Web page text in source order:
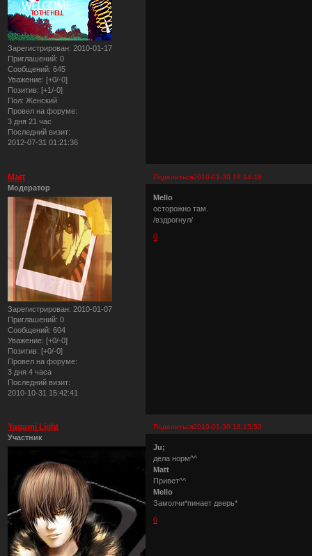
Зарегистрирован: 2010-01-17
Приглашений: 0
Сообщений: 645
Уважение: [+0/-0]
Позитив: [+1/-0]
Пол: Женский
Провел на форуме:
3 дня 21 час
Последний визит:
2012-07-31 01:21:36
Поделиться2010-01-30 18:14:18
Matt
Модератор
Зарегистрирован: 2010-01-07
Приглашений: 0
Сообщений: 604
Уважение: [+0/-0]
Позитив: [+0/-0]
Провел на форуме:
3 дня 4 часа
Последний визит:
2010-10-31 15:42:41
Mello
осторожно там.
/вздрогнул/
0
Поделиться2010-01-30 18:15:50
Yagami Light
Участник
Ju;
дела норм^^
Matt
Привет^^
Mello
Замолчи*пинает дверь*
0